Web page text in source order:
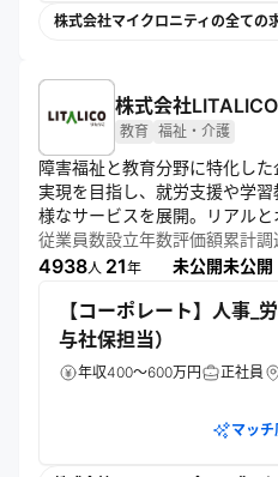
株式会社マイクロニティの全ての
株式会社LITALICO
教育 福祉・介護
障害福祉と教育分野に特化し
実現を目指し、就労支援や学
様なサービスを展開。リアル
を最大化し、人生各ステージに
を行う。周辺領域への事業拡大
従業員数
4938人
設立年数
21年
評価額
未公開
累計調
未公開
【コーポレート】人事_
与社保担当）
年収400～600万円 正社員
マッ